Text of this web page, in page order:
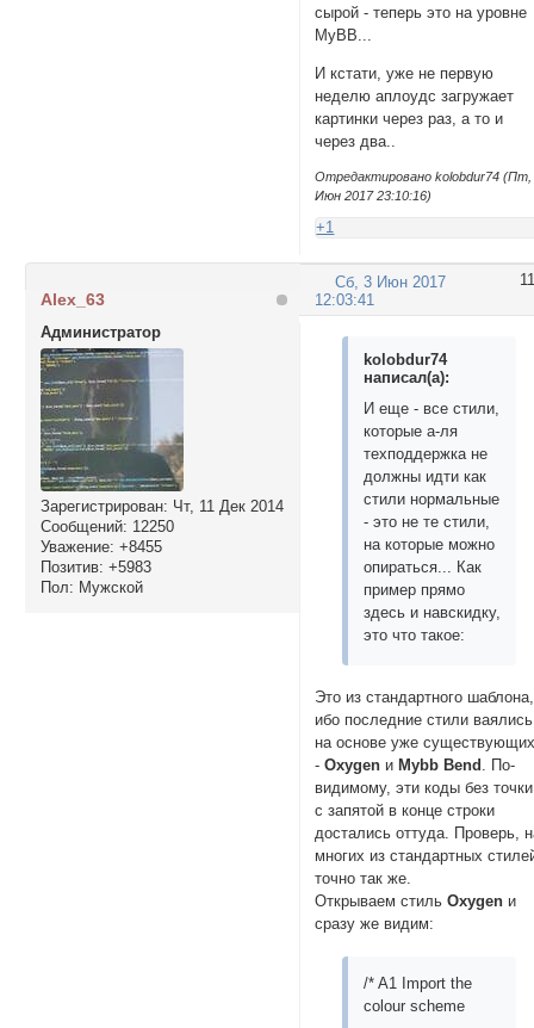
сырой - теперь это на уровне
MyBB...
И кстати, уже не первую
неделю аплоудс загружает
картинки через раз, а то и
через два..
Отредактировано kolobdur74 (Пт,
Июн 2017 23:10:16)
+1
11
Сб, 3 Июн 2017
12:03:41
Alex_63
Администратор
Зарегистрирован: Чт, 11 Дек 2014
Сообщений: 12250
Уважение: +8455
Позитив: +5983
Пол: Мужской
kolobdur74
написал(а):
И еще - все стили,
которые а-ля
техподдержка не
должны идти как
стили нормальные
- это не те стили,
на которые можно
опираться... Как
пример прямо
здесь и навскидку,
это что такое:
Это из стандартного шаблона,
ибо последние стили ваялись
на основе уже
-Oxygen и Mybb Bend . По-
видимому, эти коды без точки
с запятой в конце строки
достались оттуда. Проверь,
многих из стандартных
точно так же.
Открываем стильOxygen и
сразу же видим:
/* A1 Import the
colour scheme